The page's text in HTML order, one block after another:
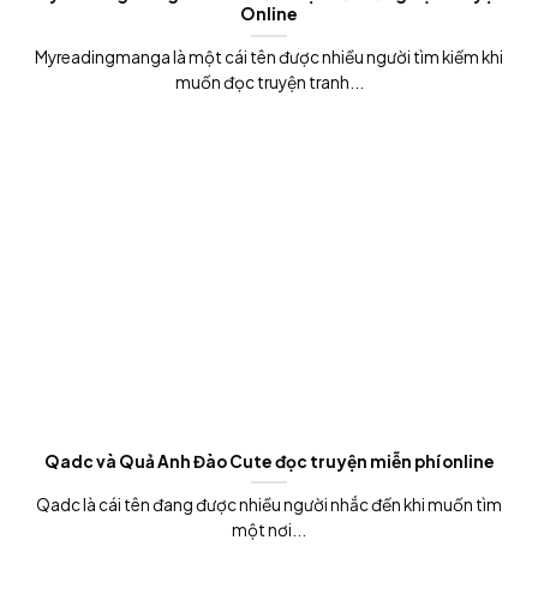
Online
Myreadingmanga là một cái tên được nhiều người tìm kiếm khi
muốn đọc truyện tranh...
Qadc và Quả Anh Đào Cute đọc truyện miễn phí online
Qadc là cái tên đang được nhiều người nhắc đến khi muốn tìm
một nơi...